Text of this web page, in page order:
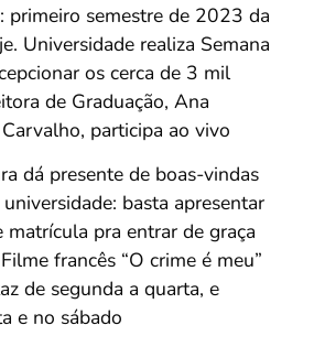
primeiro semestre de 2023 da
Universidade realiza Semana
os cerca de 3 mil
de Graduação, Ana
participa ao vivo
dá presente de boas-vindas
basta apresentar
pra entrar de graça
francês “O crime é meu”
de segunda a quarta, e
e no sábado